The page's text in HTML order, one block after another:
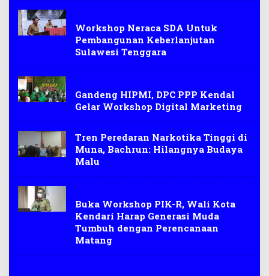
Workshop Neraca SDA Untuk
Pembangunan Keberlanjutan
Sulawesi Tenggara
Gandeng HIPMI, DPC PPP Kendal
Gelar Workshop Digital Marketing
Tren Peredaran Narkotika Tinggi di
Muna, Bachrun: Hilangnya Budaya
Malu
Buka Workshop PIK-R, Wali Kota
Kendari Harap Generasi Muda
Tumbuh dengan Perencanaan
Matang